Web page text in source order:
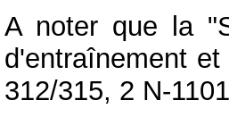
A noter que la
d'entraînement
312/315, 2 N-